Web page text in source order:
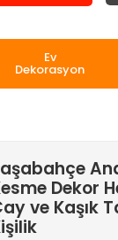
Ev
Dekorasyon
Dekor
ve Kaşık